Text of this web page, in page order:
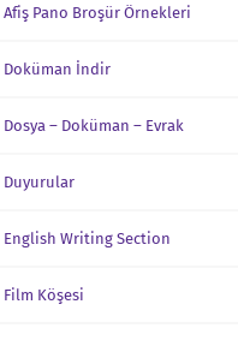
Afiş Pano Broşür Örnekleri
Doküman İndir
Dosya – Doküman – Evrak
Duyurular
English Writing Section
Film Köşesi